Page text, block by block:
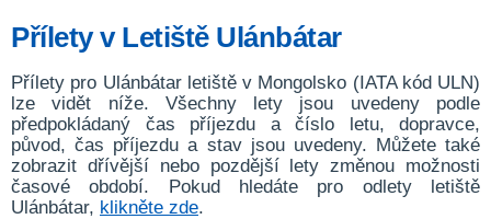
Přílety v Letiště Ulánbátar
Přílety pro Ulánbátar letiště v Mongolsko (IATA kód ULN)
lze vidět níže. Všechny lety jsou uvedeny podle
předpokládaný čas příjezdu a číslo letu, dopravce,
původ, čas příjezdu a stav jsou uvedeny. Můžete také
zobrazit dřívější nebo pozdější lety změnou možnosti
časové období. Pokud hledáte pro odlety letiště
Ulánbátar, klikněte zde.